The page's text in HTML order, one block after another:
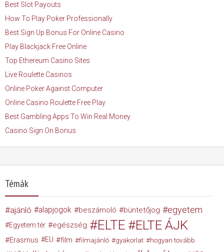
Best Slot Payouts
How To Play Poker Professionally
Best Sign Up Bonus For Online Casino
Play Blackjack Free Online
Top Ethereum Casino Sites
Live Roulette Casinos
Online Poker Against Computer
Online Casino Roulette Free Play
Best Gambling Apps To Win Real Money
Casino Sign On Bonus
Témák
ajánló alapjogok beszámoló büntetőjog egyetem
Egyetem tér egészség ELTE ELTE ÁJK
Erasmus EU film filmajánló gyakorlat hogyan tovább